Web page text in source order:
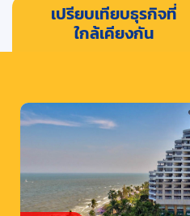
เปรียบเทียบธุรกิจที่
ใกล้เคียงกัน